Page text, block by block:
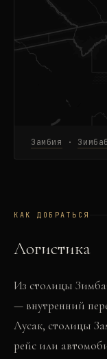
Замбия ·
КАК ДОБРАТЬСЯ
Логистика
Из столицы
— внутренний
Лусак, столицы
рейс или